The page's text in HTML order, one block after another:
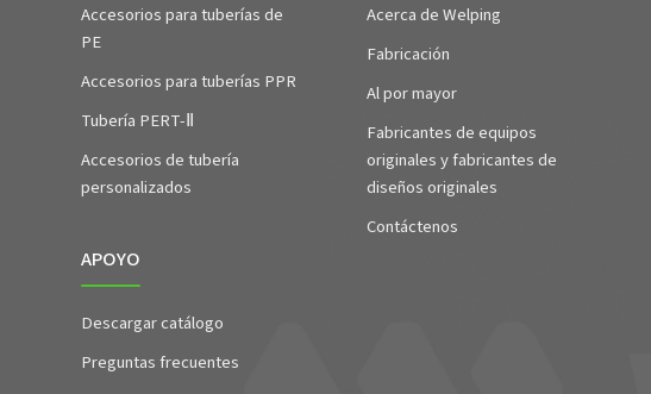
Accesorios para tuberías de
PE
Accesorios para tuberías PPR
Tubería PERT-Ⅱ
Accesorios de tubería
personalizados
Acerca de Welping
Fabricación
Al por mayor
Fabricantes de equipos
originales y fabricantes de
diseños originales
Contáctenos
APOYO
Descargar catálogo
Preguntas frecuentes